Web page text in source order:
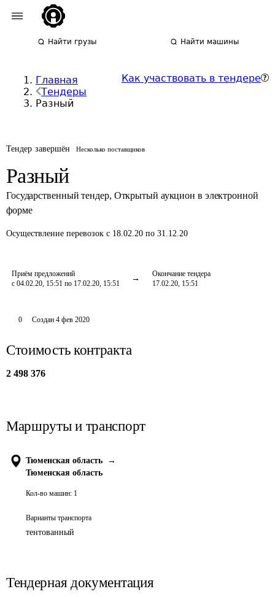
Найти грузы Найти машины
Главная
Тендеры
Разный
Как участвовать в тендере
Тендер завершён Несколько поставщиков
Разный
Государственный тендер, Открытый аукцион в электронной
форме
Осуществление перевозок с 18.02.20 по 31.12.20
Приём предложений
с 04.02.20, 15:51 по 17.02.20, 15:51
Окончание тендера
17.02.20, 15:51
0 Создан 4 фев 2020
Стоимость контракта
2 498 376
Маршруты и транспорт
Тюменская область
→
Тюменская область
Кол-во машин: 1
Варианты транспорта
тентованный
Тендерная документация